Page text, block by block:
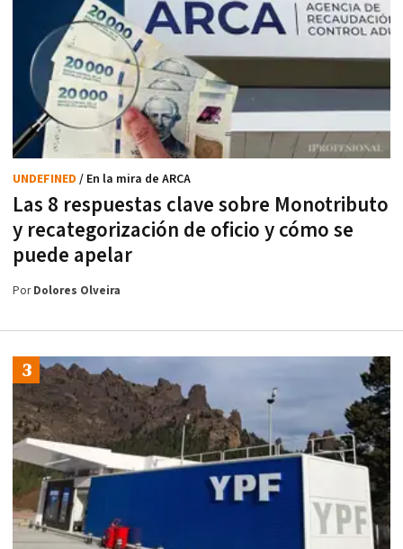
Las 8 respuestas clave sobre Monotributo
y recategorización de oficio y cómo se
puede apelar
UNDEFINED / En la mira de ARCA
PorDolores Olveira